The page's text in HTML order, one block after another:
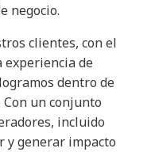
negocio.
clientes, con el
experiencia de
dentro de
un conjunto
incluido
y generar impacto